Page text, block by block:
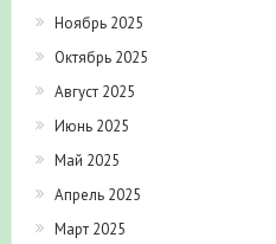
Ноябрь 2025
Октябрь 2025
Август 2025
Июнь 2025
Май 2025
Апрель 2025
Март 2025